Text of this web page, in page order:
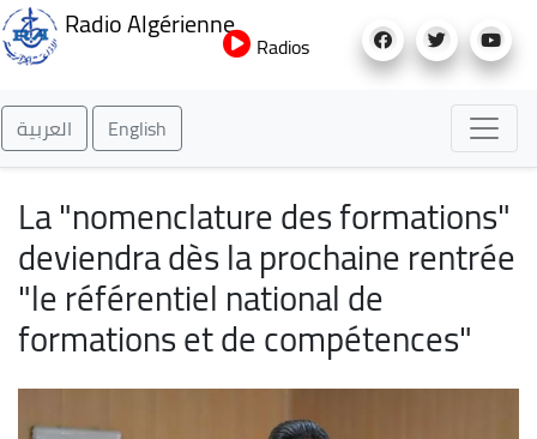
au
Radio Algérienne
Radios
العربية English
La "nomenclature des formations"
deviendra dès la prochaine rentrée
"le référentiel national de
formations et de compétences"